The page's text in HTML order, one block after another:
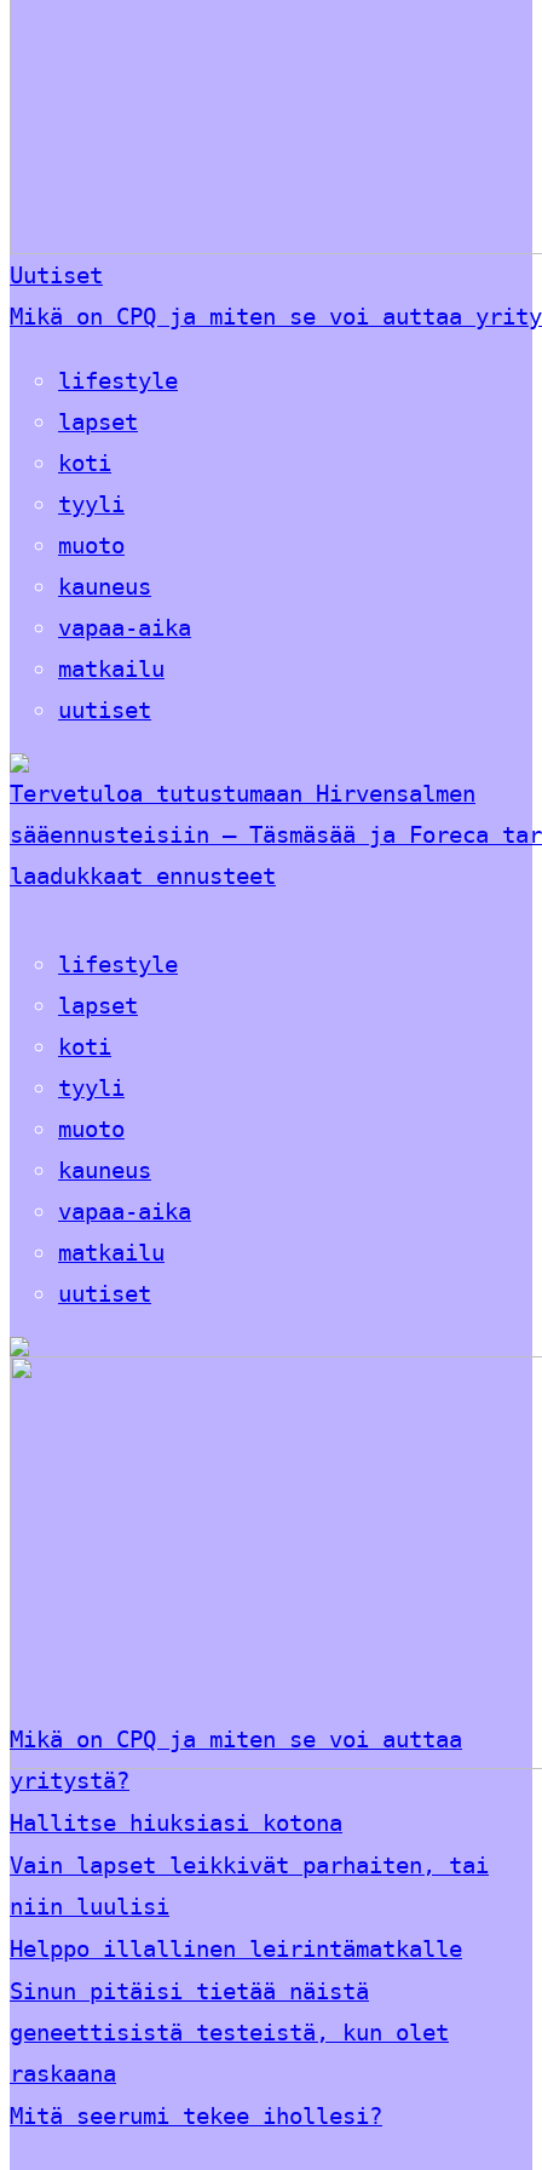
Uutiset
Mikä on CPQ ja miten se voi auttaa
lifestyle
lapset
koti
tyyli
muoto
kauneus
vapaa-aika
matkailu
uutiset
Tervetuloa tutustumaan Hirvensalmen
sääennusteisiin – Täsmäsää ja Foreca
laadukkaat ennusteet
lifestyle
lapset
koti
tyyli
muoto
kauneus
vapaa-aika
matkailu
uutiset
Mikä on CPQ ja miten se voi auttaa
yritystä?
Hallitse hiuksiasi kotona
Vain lapset leikkivät parhaiten, tai
niin luulisi
Helppo illallinen leirintämatkalle
Sinun pitäisi tietää näistä
geneettisistä testeistä, kun olet
raskaana
Mitä seerumi tekee ihollesi?